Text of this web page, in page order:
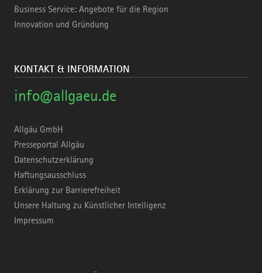
Business Service: Angebote für die Region
Innovation und Gründung
KONTAKT & INFORMATION
info@allgaeu.de
Allgäu GmbH
Presseportal Allgäu
Datenschutzerklärung
Haftungsausschluss
Erklärung zur Barrierefreiheit
Unsere Haltung zu Künstlicher Intelligenz
Impressum